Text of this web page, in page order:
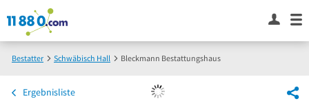
Bestatter Schwäbisch Hall Bleckmann Bestattungshaus
Ergebnisliste